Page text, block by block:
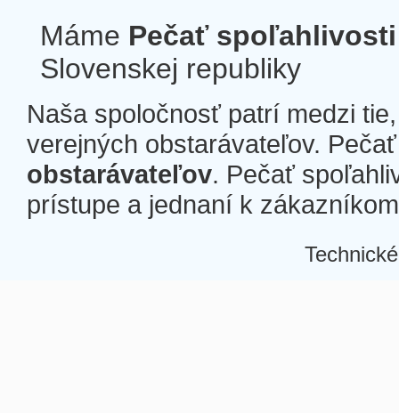
Máme Pečať spoľahlivosti
Slovenskej republiky
Naša spoločnosť patrí medzi
verejných obstarávateľov.
obstarávateľov. Pečať
prístupe a jednaní k